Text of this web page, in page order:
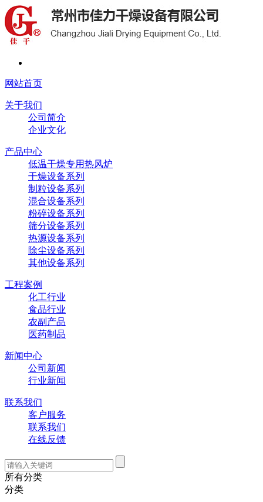
网站首页
关于我们
公司简介
企业文化
产品中心
低温干燥专用热风炉
干燥设备系列
制粒设备系列
混合设备系列
粉碎设备系列
筛分设备系列
热源设备系列
除尘设备系列
其他设备系列
工程案例
化工行业
食品行业
农副产品
医药制品
新闻中心
公司新闻
行业新闻
联系我们
客户服务
联系我们
在线反馈
所有分类
分类